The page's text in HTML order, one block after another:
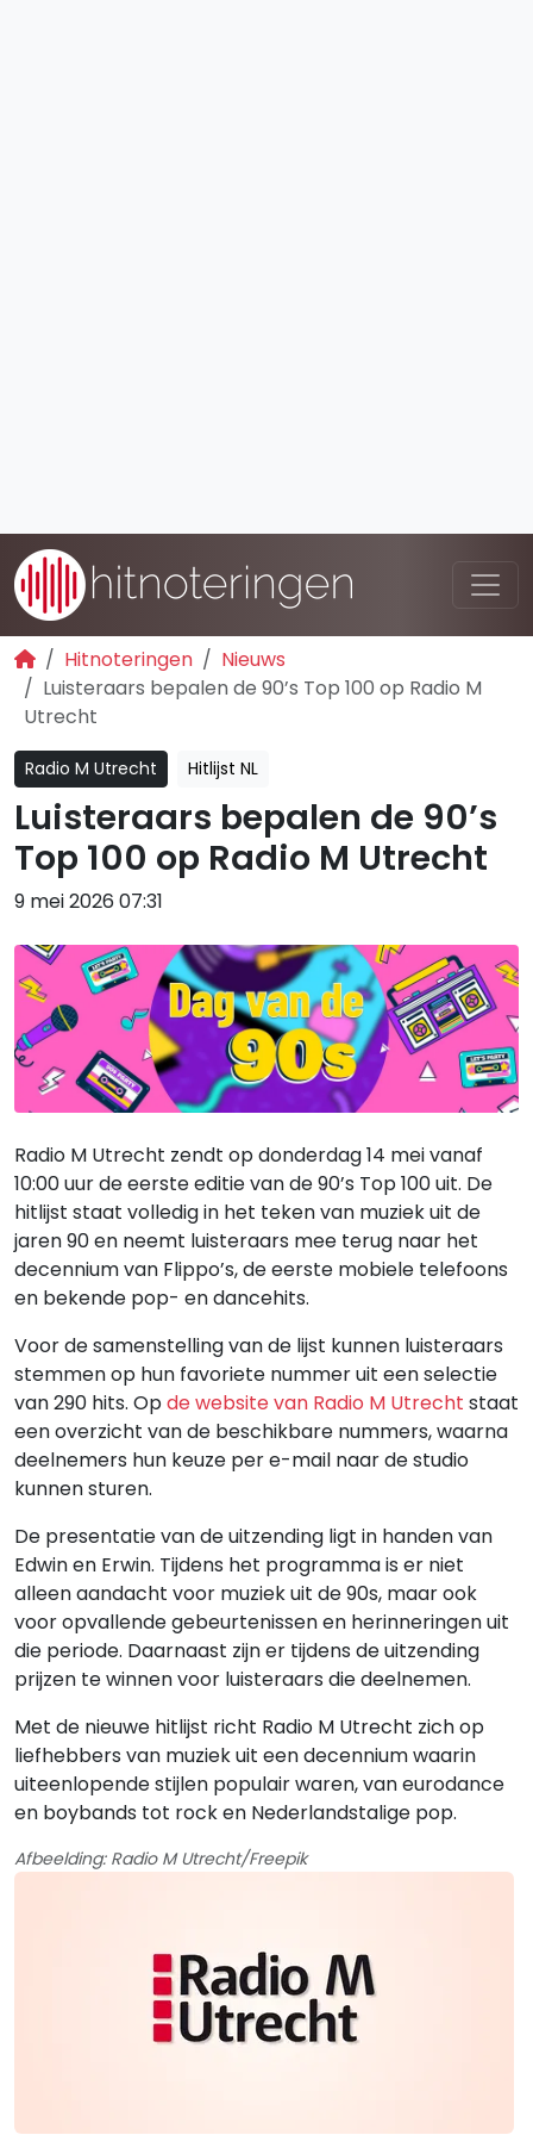
Hitnoteringen
Nieuws
Luisteraars bepalen de 90’s Top 100 op Radio M
Utrecht
Radio M Utrecht Hitlijst NL
Luisteraars bepalen de 90’s
Top 100 op Radio M Utrecht
9 mei 2026 07:31
Radio M Utrecht zendt op donderdag 14 mei vanaf
10:00 uur de eerste editie van de 90’s Top 100 uit. De
hitlijst staat volledig in het teken van muziek uit de
jaren 90 en neemt luisteraars mee terug naar het
decennium van Flippo’s, de eerste mobiele telefoons
en bekende pop- en dancehits.
Voor de samenstelling van de lijst kunnen luisteraars
stemmen op hun favoriete nummer uit een selectie
van 290 hits. Opde website van Radio M Utrecht staat
een overzicht van de beschikbare nummers, waarna
deelnemers hun keuze per e-mail naar de studio
kunnen sturen.
De presentatie van de uitzending ligt in handen van
Edwin en Erwin. Tijdens het programma is er niet
alleen aandacht voor muziek uit de 90s, maar ook
voor opvallende gebeurtenissen en herinneringen uit
die periode. Daarnaast zijn er tijdens de uitzending
prijzen te winnen voor luisteraars die deelnemen.
Met de nieuwe hitlijst richt Radio M Utrecht zich op
liefhebbers van muziek uit een decennium waarin
uiteenlopende stijlen populair waren, van eurodance
en boybands tot rock en Nederlandstalige pop.
Afbeelding: Radio M Utrecht/Freepik
Gerelateerde hitlijsten